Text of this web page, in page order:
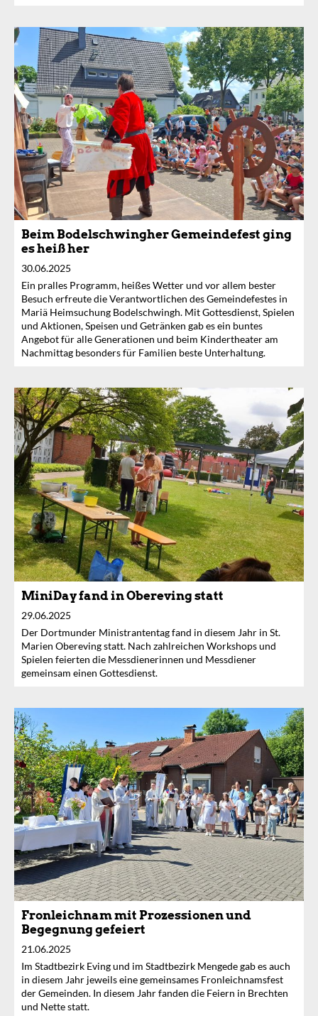
Beim Bodelschwingher Gemeindefest ging
es heiß her
30.06.2025
Ein pralles Programm, heißes Wetter und vor allem bester
Besuch erfreute die Verantwortlichen des Gemeindefestes in
Mariä Heimsuchung Bodelschwingh. Mit Gottesdienst, Spielen
und Aktionen, Speisen und Getränken gab es ein buntes
Angebot für alle Generationen und beim Kindertheater am
Nachmittag besonders für Familien beste Unterhaltung.
MiniDay fand in Obereving statt
29.06.2025
Der Dortmunder Ministrantentag fand in diesem Jahr in St.
Marien Obereving statt. Nach zahlreichen Workshops und
Spielen feierten die Messdienerinnen und Messdiener
gemeinsam einen Gottesdienst.
Fronleichnam mit Prozessionen und
Begegnung gefeiert
21.06.2025
Im Stadtbezirk Eving und im Stadtbezirk Mengede gab es auch
in diesem Jahr jeweils eine gemeinsames Fronleichnamsfest
der Gemeinden. In diesem Jahr fanden die Feiern in Brechten
und Nette statt.